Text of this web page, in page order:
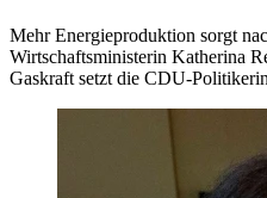
Mehr Energieproduktion sorgt
Wirtschaftsministerin Katherina
Gaskraft setzt die CDU-